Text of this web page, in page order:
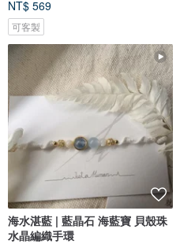
NT$ 569
可客製
海水湛藍 | 藍晶石 海藍寶 貝殼珠
水晶編織手環